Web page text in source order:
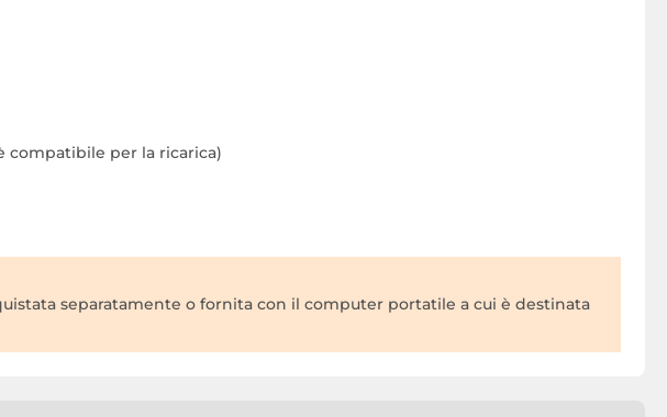
compatibile per la ricarica)
separatamente o fornita con il computer portatile a cui è destinata